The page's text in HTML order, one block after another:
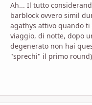
Ah... Il tutto
barblock ovvero simil
agathys attivo quando
viaggio, di notte, dopo
degenerato non hai
"sprechi" il primo